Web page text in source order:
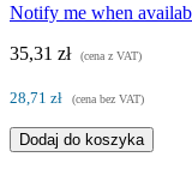
Notify me when
35,31 zł
(cena z VAT)
28,71 zł (cena bez VAT)
Dodaj do koszyka